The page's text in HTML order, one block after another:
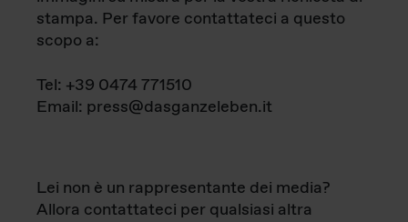
stampa. Per favore contattateci a questo
scopo a:
Tel: +39 0474 771510
Email: press@dasganzeleben.it
Lei non è un rappresentante dei media?
Allora contattateci per qualsiasi altra